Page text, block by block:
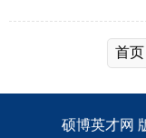
首页
硕博英才网